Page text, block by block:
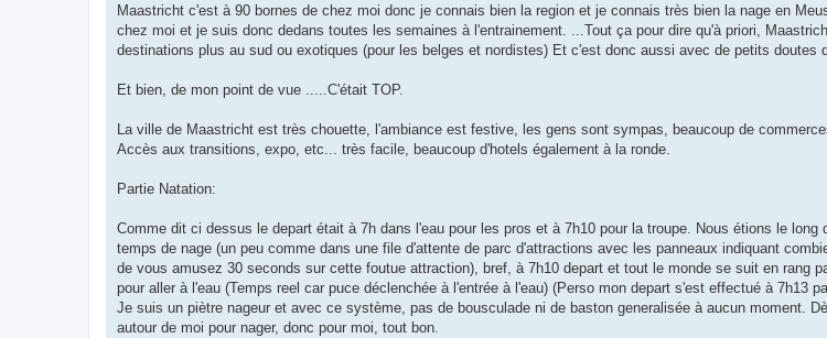
o
l
u
Maastricht c'est à 90 bornes de chez moi donc je connais bien la region et je connais très bien la nage en
chez moi et je suis donc dedans toutes les semaines à l'entrainement. ...Tout ça pour dire qu'à priori,
destinations plus au sud ou exotiques (pour les belges et nordistes) Et c'est donc aussi avec de petits doutes
Et bien, de mon point de vue .....C'était TOP.
La ville de Maastricht est très chouette, l'ambiance est festive, les gens sont sympas, beaucoup de
Accès aux transitions, expo, etc... très facile, beaucoup d'hotels également à la ronde.
Partie Natation:
Comme dit ci dessus le depart était à 7h dans l'eau pour les pros et à 7h10 pour la troupe. Nous étions le long
temps de nage (un peu comme dans une file d'attente de parc d'attractions avec les panneaux indiquant
de vous amusez 30 seconds sur cette foutue attraction), bref, à 7h10 depart et tout le monde se suit en rang
pour aller à l'eau (Temps reel car puce déclenchée à l'entrée à l'eau) (Perso mon depart s'est effectué à 7h13
Je suis un piètre nageur et avec ce système, pas de bousculade ni de baston generalisée à aucun moment.
autour de moi pour nager, donc pour moi, tout bon.